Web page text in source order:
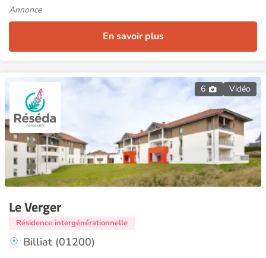
Annonce
En savoir plus
6 Vidéo
Le Verger
Résidence intergénérationnelle
Billiat (01200)